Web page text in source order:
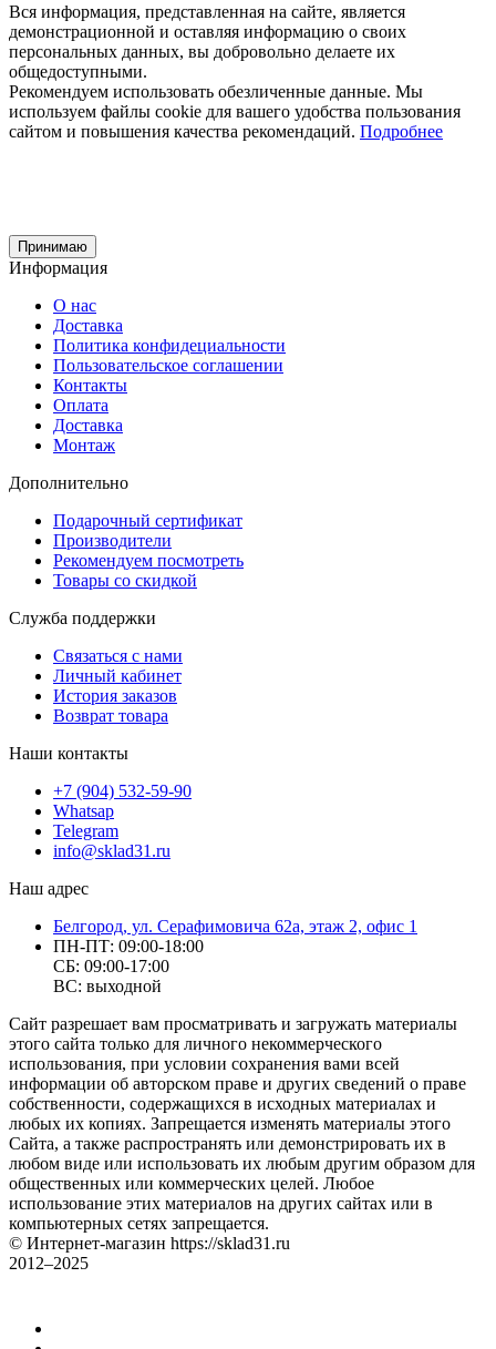
Вся информация, представленная на сайте, является
демонстрационной и оставляя информацию о своих
персональных данных, вы добровольно делаете их
общедоступными.
Рекомендуем использовать обезличенные данные. Мы
используем файлы cookie для вашего удобства пользования
сайтом и повышения качества рекомендаций. Подробнее
Принимаю
Информация
О нас
Доставка
Политика конфидециальности
Пользовательское соглашении
Контакты
Оплата
Доставка
Монтаж
Дополнительно
Подарочный сертификат
Производители
Рекомендуем посмотреть
Товары со скидкой
Служба поддержки
Связаться с нами
Личный кабинет
История заказов
Возврат товара
Наши контакты
+7 (904) 532-59-90
Whatsap
Telegram
info@sklad31.ru
Наш адрес
Белгород, ул. Серафимовича 62а, этаж 2, офис 1
ПН-ПТ: 09:00-18:00
СБ: 09:00-17:00
ВС: выходной
Сайт разрешает вам просматривать и загружать материалы
этого сайта только для личного некоммерческого
использования, при условии сохранения вами всей
информации об авторском праве и других сведений о праве
собственности, содержащихся в исходных материалах и
любых их копиях. Запрещается изменять материалы этого
Сайта, а также распространять или демонстрировать их в
любом виде или использовать их любым другим образом для
общественных или коммерческих целей. Любое
использование этих материалов на других сайтах или в
компьютерных сетях запрещается.
© Интернет-магазин https://sklad31.ru
2012–2025